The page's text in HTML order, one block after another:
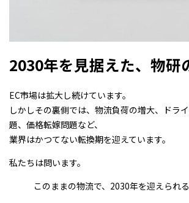
2030年を見据えた、物研
EC市場は拡大し続けています。
しかしその裏側では、物流負荷の増大、ドラ
題、価格転嫁問題など、
業界はかつてない転換期を迎えています。
私たちは問います。
このままの物流で、2030年を迎えられ